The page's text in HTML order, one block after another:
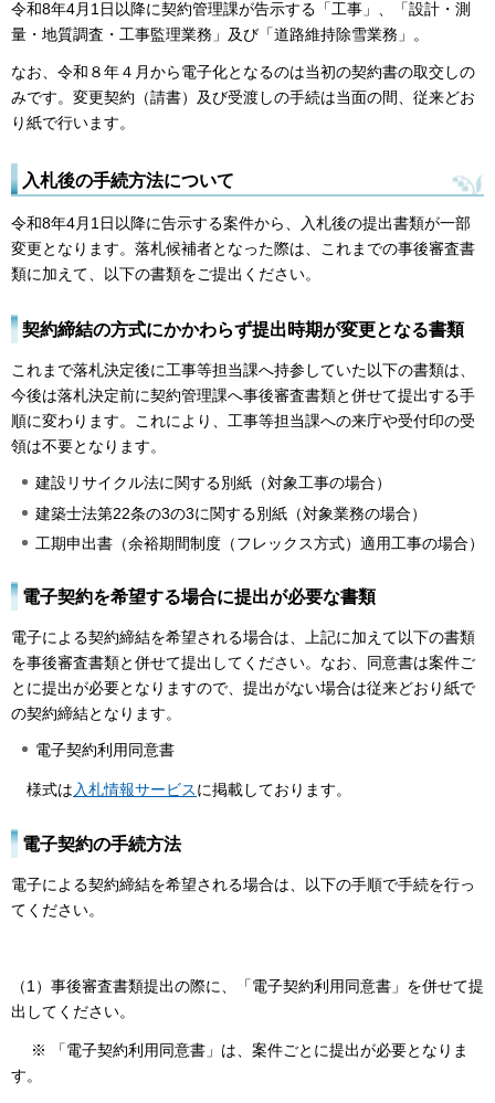
令和8年4月1日以降に契約管理課が告示する「工事」、「設計・測
量・地質調査・工事監理業務」及び「道路維持除雪業務」。
なお、令和８年４月から電子化となるのは当初の契約書の取交しの
みです。変更契約（請書）及び受渡しの手続は当面の間、従来どお
り紙で行います。
入札後の手続方法について
令和8年4月1日以降に告示する案件から、入札後の提出書類が一部
変更となります。落札候補者となった際は、これまでの事後審査書
類に加えて、以下の書類をご提出ください。
契約締結の方式にかかわらず提出時期が変更となる書類
これまで落札決定後に工事等担当課へ持参していた以下の書類は、
今後は落札決定前に契約管理課へ事後審査書類と併せて提出する手
順に変わります。これにより、工事等担当課への来庁や受付印の受
領は不要となります。
建設リサイクル法に関する別紙（対象工事の場合）
建築士法第22条の3の3に関する別紙（対象業務の場合）
工期申出書（余裕期間制度（フレックス方式）適用工事の場合）
電子契約を希望する場合に提出が必要な書類
電子による契約締結を希望される場合は、上記に加えて以下の書類
を事後審査書類と併せて提出してください。なお、同意書は案件ご
とに提出が必要となりますので、提出がない場合は従来どおり紙で
の契約締結となります。
電子契約利用同意書
様式は 入札情報サービスに掲載しております。
電子契約の手続方法
電子による契約締結を希望される場合は、以下の手順で手続を行っ
てください。
（1）事後審査書類提出の際に、「電子契約利用同意書」を併せて提
出してください。
※ 「電子契約利用同意書」は、案件ごとに提出が必要となりま
す。